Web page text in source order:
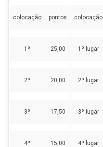
colocação pontos colocação
1º 25,00 1º lugar
2º 20,00 2º lugar
3º 17,50 3º lugar
4º 15,00 4º lugar